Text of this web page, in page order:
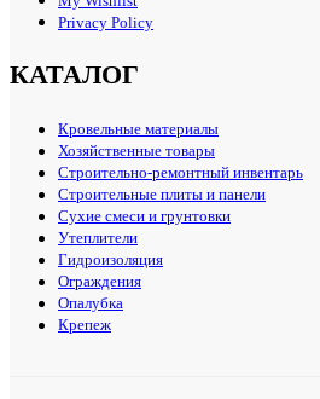
Privacy Policy
КАТАЛОГ
Кровельные материалы
Хозяйственные товары
Строительно-ремонтный инвентарь
Строительные плиты и панели
Сухие смеси и грунтовки
Утеплители
Гидроизоляция
Ограждения
Опалубка
Крепеж